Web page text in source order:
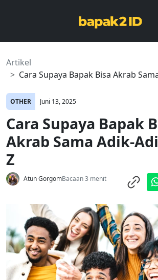
Artikel
Cara Supaya Bapak Bisa Akrab
OTHER Juni 13, 2025
Cara Supaya Bapak
Akrab Sama Adik-
Z
Atun GorgomBacaan 3 menit